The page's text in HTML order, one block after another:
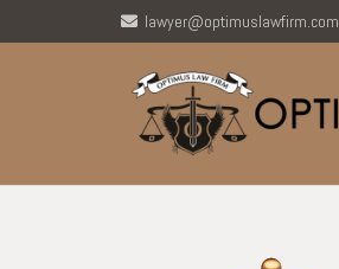
lawyer@optimuslawfirm.com